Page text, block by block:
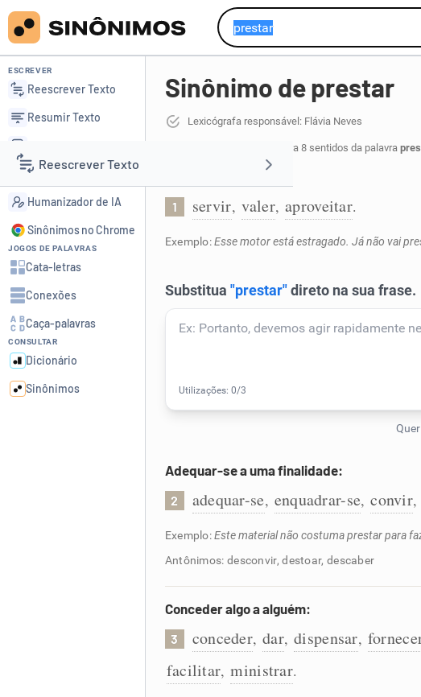
Reescrever Texto
Resumir Texto
Corrigir Texto
Detector de IA
Humanizador de IA
ESCREVER
Reescrever Texto
Resumir Texto
Detector de IA
Humanizador de IA
Sinônimos no Chrome
JOGOS DE PALAVRAS
Cata-letras
Conexões
Caça-palavras
CONSULTAR
Dicionário
Sinônimos
Sinônimo de prestar
Lexicógrafa responsável: Flávia Neves
para 8 sentidos da palavra
1 servir, valer, aproveitar.
Exemplo:Esse motor está estragado. Já não vai
Adequar-se a uma finalidade:
2 adequar-se, enquadrar-se, convir,
Exemplo:Este material não costuma prestar para
Antônimos: desconvir, destoar, descaber
Conceder algo a alguém:
3 conceder, dar, dispensar,
facilitar, ministrar.